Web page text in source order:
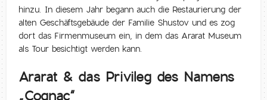
hinzu. In diesem Jahr begann auch die Restaurierung der
alten Geschäftsgebäude der Familie Shustov und es zog
dort das Firmenmuseum ein, in dem das Ararat Museum
als Tour besichtigt werden kann.
Ararat & das Privileg des Namens
„Cognac“